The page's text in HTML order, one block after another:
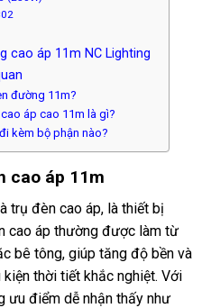
cao áp 11m NC Lighting
đường 11m?
áp cao 11m là gì?
kèm bộ phận nào?
cao áp 11m
trụ đèn cao áp, là thiết bị
cao áp thường được làm từ
bê tông, giúp tăng độ bền và
thời tiết khắc nghiệt. Với
ưu điểm dễ nhận thấy như